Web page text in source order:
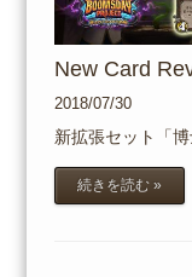
New Card
2018/07/30
新拡張セット「
続きを読む »